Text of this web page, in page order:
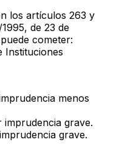
los artículos 263 y
de 23 de
cometer:
Instituciones
menos
imprudencia grave.
grave.